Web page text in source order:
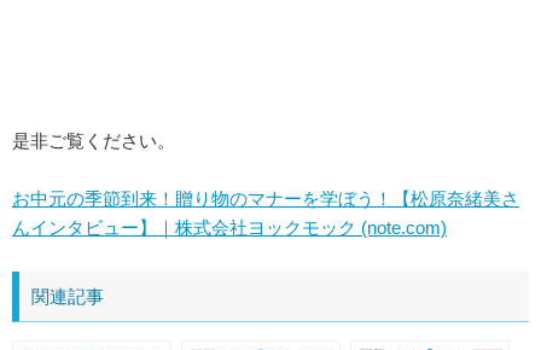
是非ご覧ください。
お中元の季節到来！贈り物のマナーを学ぼう！【松原奈緒美さ
んインタビュー】｜株式会社ヨックモック (note.com)
関連記事